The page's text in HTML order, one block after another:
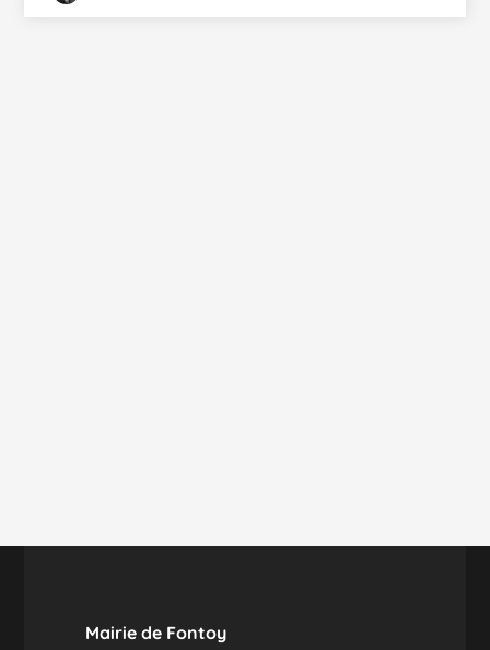
Mairie de Fontoy